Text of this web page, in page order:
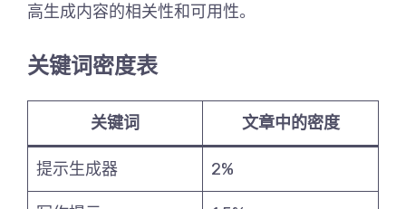
高生成内容的相关性和可用性。
关键词密度表
关键词 文章中的密度
提示生成器 2%